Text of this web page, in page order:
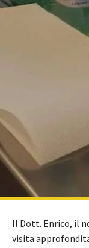
Il Dott. Enrico, il
visita